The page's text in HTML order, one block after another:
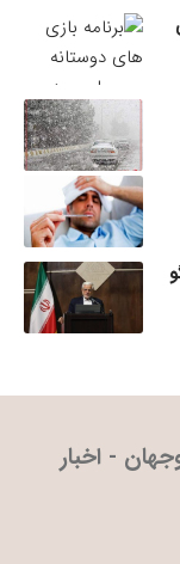
- اخبار